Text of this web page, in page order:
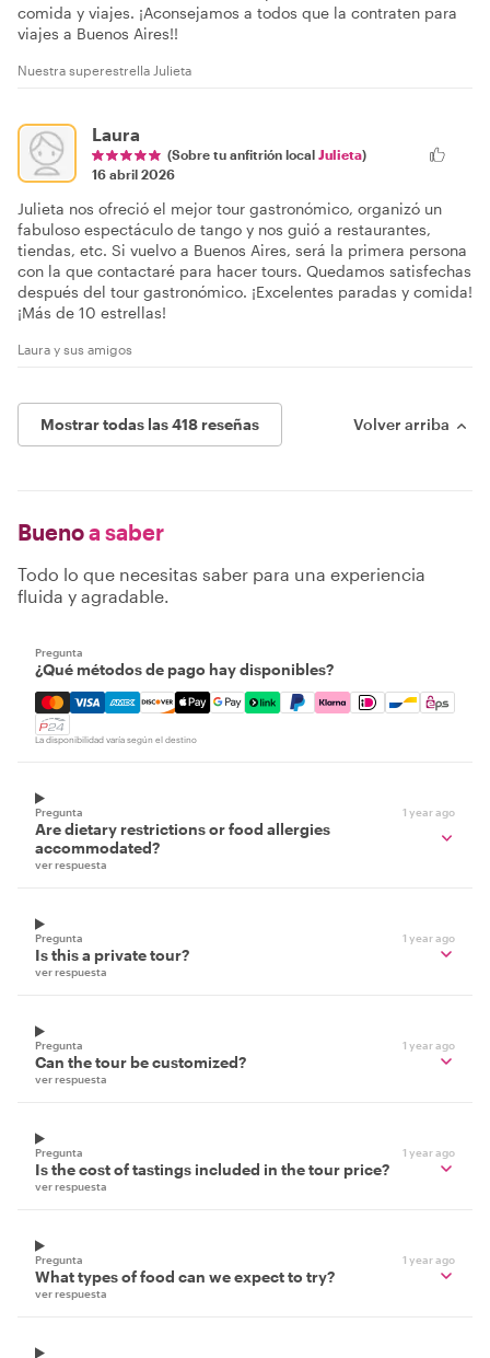
comida y viajes. ¡Aconsejamos a todos que la contraten para
viajes a Buenos Aires!!
Nuestra superestrella Julieta
Laura
(Sobre tu anfitrión local Julieta)
16 abril 2026
Julieta nos ofreció el mejor tour gastronómico, organizó un
fabuloso espectáculo de tango y nos guió a restaurantes,
tiendas, etc. Si vuelvo a Buenos Aires, será la primera persona
con la que contactaré para hacer tours. Quedamos satisfechas
después del tour gastronómico. ¡Excelentes paradas y comida!
¡Más de 10 estrellas!
Laura y sus amigos
Mostrar todas las 418 reseñas Volver arriba
Buenoa saber
Todo lo que necesitas saber para una experiencia
fluida y agradable.
Pregunta
¿Qué métodos de pago hay disponibles?
Mastercard, Visa, Amex, Discover, Apple Pay, Google
La disponibilidad varía según el destino
Pregunta 1 year ago
Are dietary restrictions or food allergies
accommodated?
ver respuesta
Pregunta 1 year ago
Is this a private tour?
ver respuesta
Pregunta 1 year ago
Can the tour be customized?
ver respuesta
Pregunta 1 year ago
Is the cost of tastings included in the tour price?
ver respuesta
Pregunta 1 year ago
What types of food can we expect to try?
ver respuesta